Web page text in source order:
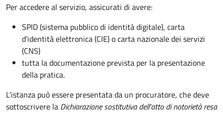
Per accedere al servizio, assicurati di avere:
SPID (sistema pubblico di identità digitale), carta
d’identità elettronica (CIE) o carta nazionale dei servizi
(CNS)
tutta la documentazione prevista per la presentazione
della pratica.
L'istanza può essere presentata da un procuratore, che deve
sottoscrivere la Dichiarazione sostitutiva dell'atto di notorietà resa